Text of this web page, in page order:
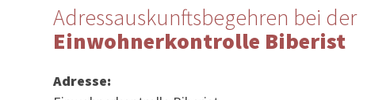
Adressauskunftsbegehren bei der
Einwohnerkontrolle Biberist
Adresse: